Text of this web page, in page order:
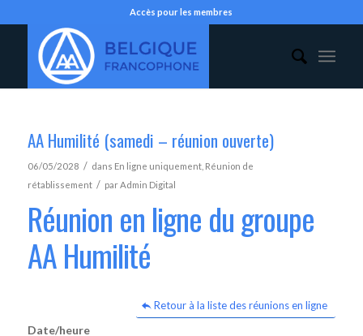
Accès pour les membres
AA Humilité (samedi – réunion ouverte)
06/05/2028 / dans En ligne uniquement, Réunion de
rétablissement / parAdmin Digital
Réunion en ligne du groupe
AA Humilité
Retour à la liste des réunions en ligne
Date/heure